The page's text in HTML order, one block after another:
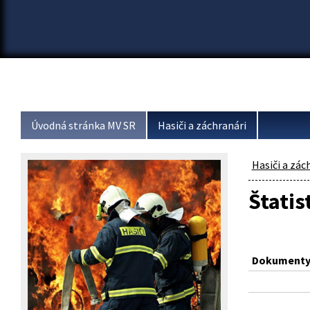
Úvodná stránka MV SR Hasiči a záchranári
Hasiči a